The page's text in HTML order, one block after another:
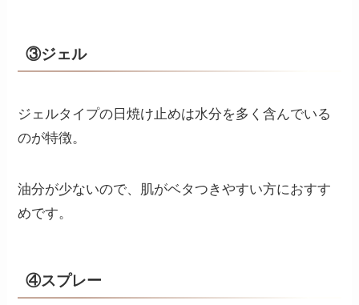
③ジェル
ジェルタイプの日焼け止めは水分を多く含んでいる
のが特徴。
油分が少ないので、肌がベタつきやすい方におすす
めです。
④スプレー